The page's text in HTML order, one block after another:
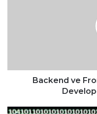
e
n
Backend ve
E